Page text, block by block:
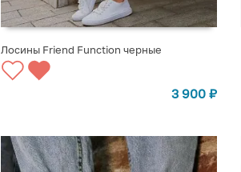
ВЫБРАТЬ ВАРИАНТЫ
Лосины Friend Function черные
3 900 ₽